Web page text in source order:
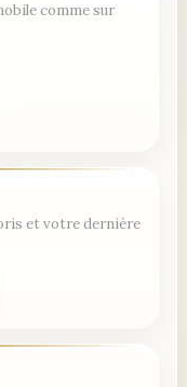
comme sur
et votre dernière